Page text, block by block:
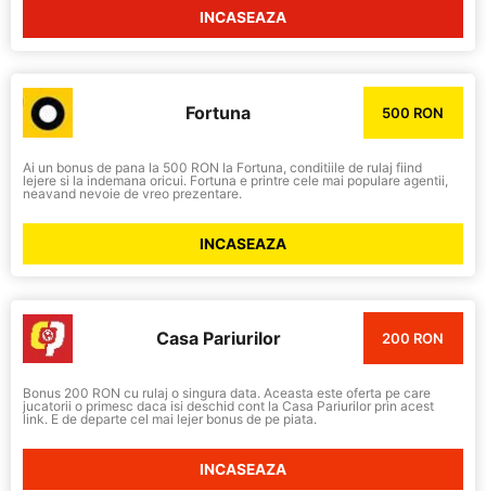
INCASEAZA
Fortuna 500 RON
Ai un bonus de pana la 500 RON la Fortuna, conditiile de rulaj fiind
lejere si la indemana oricui. Fortuna e printre cele mai populare agentii,
neavand nevoie de vreo prezentare.
INCASEAZA
Casa Pariurilor 200 RON
Bonus 200 RON cu rulaj o singura data. Aceasta este oferta pe care
jucatorii o primesc daca isi deschid cont la Casa Pariurilor prin acest
link. E de departe cel mai lejer bonus de pe piata.
INCASEAZA